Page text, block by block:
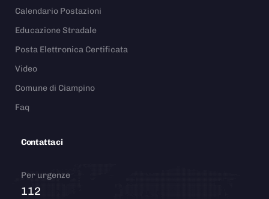
Calendario Postazioni
Educazione Stradale
Posta Elettronica Certificata
Video
Comune di Ciampino
Faq
Contattaci
Per urgenze
112